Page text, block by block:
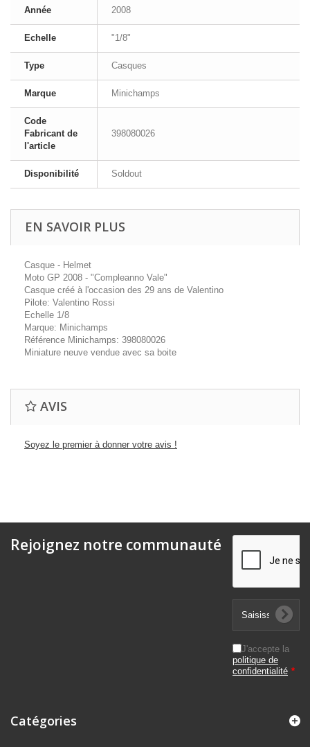
Année 2008
Echelle "1/8"
Type Casques
Marque Minichamps
Code
Fabricant de
l'article
398080026
Disponibilité Soldout
EN SAVOIR PLUS
Casque - Helmet
Moto GP 2008 - "Compleanno Vale"
Casque créé à l'occasion des 29 ans de Valentino
Pilote: Valentino Rossi
Echelle 1/8
Marque: Minichamps
Référence Minichamps: 398080026
Miniature neuve vendue avec sa boite
AVIS
Soyez le premier à donner votre avis !
Rejoignez notre communauté
J'accepte la
politique de
confidentialité *
Catégories